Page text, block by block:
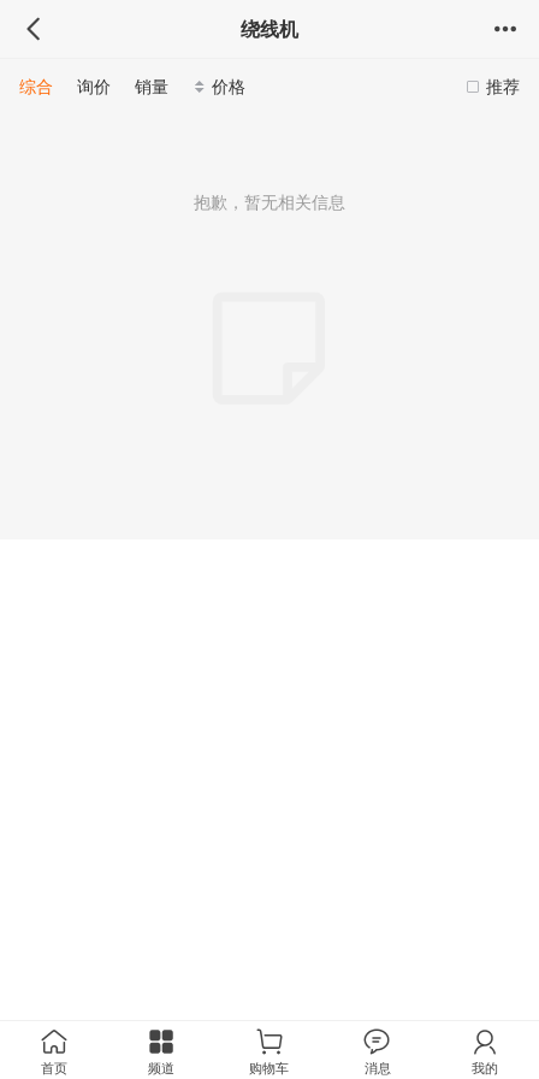
绕线机
推荐
综合 询价 销量 价格
抱歉，暂无相关信息
首页 频道 购物车 消息 我的